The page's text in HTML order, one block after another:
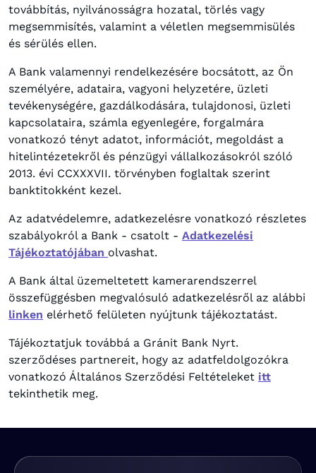
továbbítás, nyilvánosságra hozatal, törlés vagy
megsemmisítés, valamint a véletlen megsemmisülés
és sérülés ellen.
A Bank valamennyi rendelkezésére bocsátott, az Ön
személyére, adataira, vagyoni helyzetére, üzleti
tevékenységére, gazdálkodására, tulajdonosi, üzleti
kapcsolataira, számla egyenlegére, forgalmára
vonatkozó tényt adatot, információt, megoldást a
hitelintézetekről és pénzügyi vállalkozásokról szóló
2013. évi CCXXXVII. törvényben foglaltak szerint
banktitokként kezel.
Az adatvédelemre, adatkezelésre vonatkozó részletes
szabályokról a Bank - csatolt - Adatkezelési
Tájékoztatójában olvashat.
A Bank által üzemeltetett kamerarendszerrel
összefüggésben megvalósuló adatkezelésről az alábbi
linken elérhető felületen nyújtunk tájékoztatást.
Tájékoztatjuk továbbá a Gránit Bank Nyrt.
szerződéses partnereit, hogy az adatfeldolgozókra
vonatkozó Általános Szerződési Feltételeket itt
tekinthetik meg.